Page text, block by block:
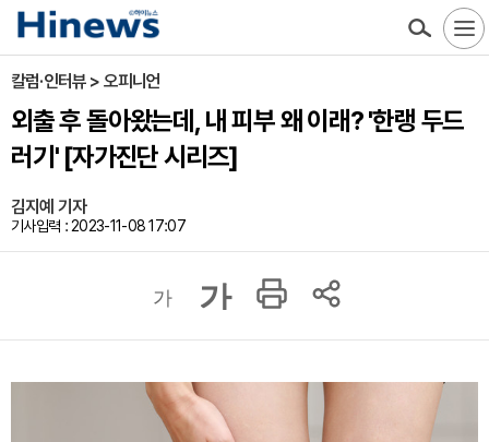
칼럼·인터뷰 > 오피니언
외출 후 돌아왔는데, 내 피부 왜 이래? '한랭 두드
러기' [자가진단 시리즈]
김지예 기자
기사입력 : 2023-11-08 17:07
가 가